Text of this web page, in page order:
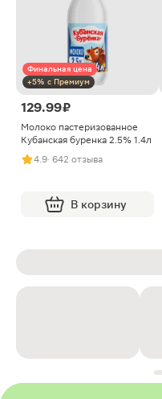
Финальная цена
+5% с Премиум
129.99 ₽
Молоко пастеризованное
Кубанская буренка 2.5% 1.4л
4.9· 642 отзыва
В корзину